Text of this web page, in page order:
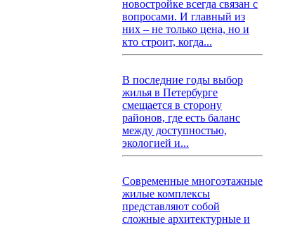
новостройке всегда связан с
вопросами. И главный из
них – не только цена, но и
кто строит, когда...
В последние годы выбор
жилья в Петербурге
смещается в сторону
районов, где есть баланс
между доступностью,
экологией и...
Современные многоэтажные
жилые комплексы
представляют собой
сложные архитектурные и